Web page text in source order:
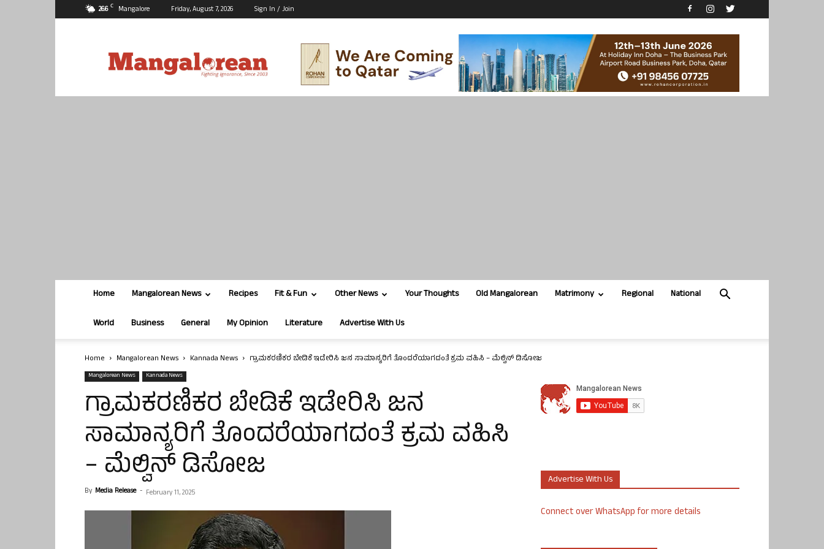
26.6 C Mangalore Friday, August 7, 2026 Sign In / Join
Home Mangalorean News Recipes Fit & Fun Other News Your Thoughts Old Mangalorean Matrimony Regional National
World Business General My Opinion Literature Advertise With Us
Home Mangalorean News Kannada News ಗ್ರಾಮಕರಣಿಕರ ಬೇಡಿಕೆ ಇಡೇರಿಸಿ ಜನ ಸಾಮಾನ್ಯರಿಗೆ ತೊಂದರೆಯಾಗದಂತೆ ಕ್ರಮ ವಹಿಸಿ – ಮೆಲ್ವಿನ್ ಡಿಸೋಜ
Mangalorean News Kannada News
ಗ್ರಾಮಕರಣಿಕರ ಬೇಡಿಕೆ ಇಡೇರಿಸಿ ಜನ
ಸಾಮಾನ್ಯರಿಗೆ ತೊಂದರೆಯಾಗದಂತೆ ಕ್ರಮ ವಹಿಸಿ
– ಮೆಲ್ವಿನ್ ಡಿಸೋಜ
By Media Release - February 11, 2025
Advertise With Us
Connect over WhatsApp for more details